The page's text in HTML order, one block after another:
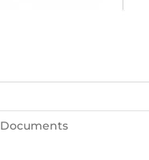
Documents